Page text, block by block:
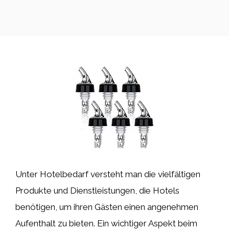
Unter Hotelbedarf versteht man die vielfältigen
Produkte und Dienstleistungen, die Hotels
benötigen, um ihren Gästen einen angenehmen
Aufenthalt zu bieten. Ein wichtiger Aspekt beim